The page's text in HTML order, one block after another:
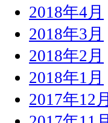
2018年4月
2018年3月
2018年2月
2018年1月
2017年12月